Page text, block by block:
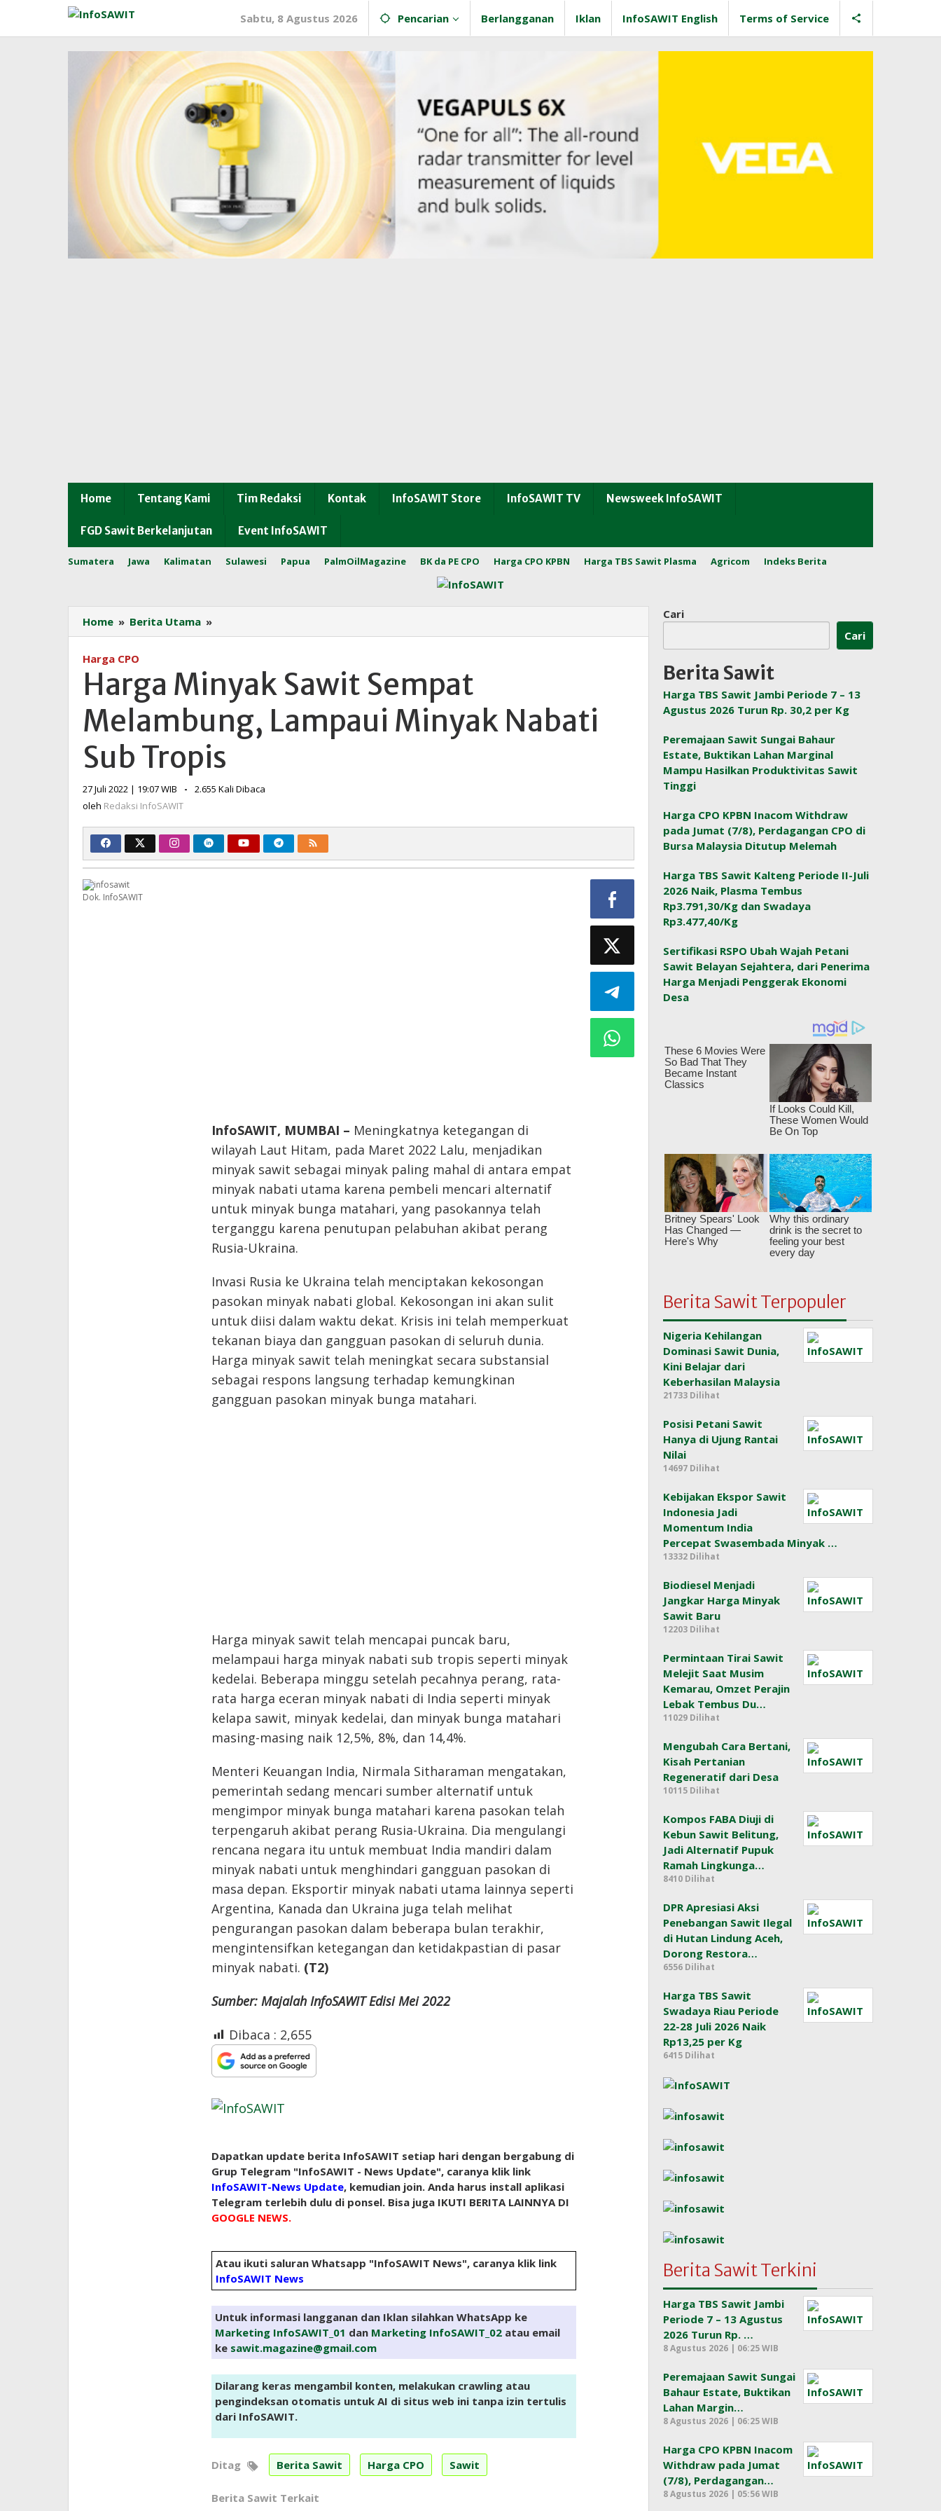
konten
Sabtu, 8 Agustus 2026 Pencarian Berlangganan Iklan InfoSAWIT English Terms of Service
Home Tentang Kami Tim Redaksi Kontak InfoSAWIT Store InfoSAWIT TV Newsweek InfoSAWIT
FGD Sawit Berkelanjutan Event InfoSAWIT
Sumatera Jawa Kalimatan Sulawesi Papua PalmOilMagazine BK da PE CPO Harga CPO KPBN Harga TBS Sawit Plasma Agricom Indeks Berita
Home » Berita Utama »
Minyak
Melambung,
Lampaui
Minyak
Nabati
Tropis
Harga CPO
Harga Minyak Sawit Sempat
Melambung, Lampaui Minyak Nabati
Sub Tropis
27 Juli 2022 | 19:07 WIB
oleh
Redaksi
-
2.655 Kali Dibaca
oleh Redaksi InfoSAWIT
Dok. InfoSAWIT
InfoSAWIT, MUMBAI – Meningkatnya ketegangan di
wilayah Laut Hitam, pada Maret 2022 Lalu, menjadikan
minyak sawit sebagai minyak paling mahal di antara empat
minyak nabati utama karena pembeli mencari alternatif
untuk minyak bunga matahari, yang pasokannya telah
terganggu karena penutupan pelabuhan akibat perang
Rusia-Ukraina.
Invasi Rusia ke Ukraina telah menciptakan kekosongan
pasokan minyak nabati global. Kekosongan ini akan sulit
untuk diisi dalam waktu dekat. Krisis ini telah memperkuat
tekanan biaya dan gangguan pasokan di seluruh dunia.
Harga minyak sawit telah meningkat secara substansial
sebagai respons langsung terhadap kemungkinan
gangguan pasokan minyak bunga matahari.
Harga minyak sawit telah mencapai puncak baru,
melampaui harga minyak nabati sub tropis seperti minyak
kedelai. Beberapa minggu setelah pecahnya perang, rata-
rata harga eceran minyak nabati di India seperti minyak
kelapa sawit, minyak kedelai, dan minyak bunga matahari
masing-masing naik 12,5%, 8%, dan 14,4%.
Menteri Keuangan India, Nirmala Sitharaman mengatakan,
pemerintah sedang mencari sumber alternatif untuk
mengimpor minyak bunga matahari karena pasokan telah
terpengaruh akibat perang Rusia-Ukraina. Dia mengulangi
rencana negara itu untuk membuat India mandiri dalam
minyak nabati untuk menghindari gangguan pasokan di
masa depan. Eksportir minyak nabati utama lainnya seperti
Argentina, Kanada dan Ukraina juga telah melihat
pengurangan pasokan dalam beberapa bulan terakhir,
mengintensifkan ketegangan dan ketidakpastian di pasar
minyak nabati. (T2)
Sumber: Majalah InfoSAWIT Edisi Mei 2022
Dibaca : 2,655
Dapatkan update berita InfoSAWIT setiap hari dengan bergabung di
Grup Telegram "InfoSAWIT - News Update", caranya klik link
InfoSAWIT-News Update, kemudian join. Anda harus install aplikasi
Telegram terlebih dulu di ponsel. Bisa juga IKUTI BERITA LAINNYA DI
GOOGLE NEWS.
Atau ikuti saluran Whatsapp "InfoSAWIT News", caranya klik link
InfoSAWIT News
Untuk informasi langganan dan Iklan silahkan WhatsApp ke
Marketing InfoSAWIT_01 dan Marketing InfoSAWIT_02atau email
ke sawit.magazine@gmail.com
Dilarang keras mengambil konten, melakukan crawling atau
pengindeksan otomatis untuk AI di situs web ini tanpa izin tertulis
dari InfoSAWIT.
Ditag Berita Sawit Harga CPO Sawit
Berita Sawit Terkait
Cari
Cari
Berita Sawit
Harga TBS Sawit Jambi Periode 7 – 13
Agustus 2026 Turun Rp. 30,2 per Kg
Peremajaan Sawit Sungai Bahaur
Estate, Buktikan Lahan Marginal
Mampu Hasilkan Produktivitas Sawit
Tinggi
Harga CPO KPBN Inacom Withdraw
pada Jumat (7/8), Perdagangan CPO di
Bursa Malaysia Ditutup Melemah
Harga TBS Sawit Kalteng Periode II-Juli
2026 Naik, Plasma Tembus
Rp3.791,30/Kg dan Swadaya
Rp3.477,40/Kg
Sertifikasi RSPO Ubah Wajah Petani
Sawit Belayan Sejahtera, dari Penerima
Harga Menjadi Penggerak Ekonomi
Desa
Berita Sawit Terpopuler
Nigeria Kehilangan
Dominasi Sawit Dunia,
Kini Belajar dari
Keberhasilan Malaysia
21733 Dilihat
Posisi Petani Sawit
Hanya di Ujung Rantai
Nilai
14697 Dilihat
Kebijakan Ekspor Sawit
Indonesia Jadi
Momentum India
Percepat Swasembada Minyak …
13332 Dilihat
Biodiesel Menjadi
Jangkar Harga Minyak
Sawit Baru
12203 Dilihat
Permintaan Tirai Sawit
Melejit Saat Musim
Kemarau, Omzet Perajin
Lebak Tembus Du…
11029 Dilihat
Mengubah Cara Bertani,
Kisah Pertanian
Regeneratif dari Desa
10115 Dilihat
Kompos FABA Diuji di
Kebun Sawit Belitung,
Jadi Alternatif Pupuk
Ramah Lingkunga…
8410 Dilihat
DPR Apresiasi Aksi
Penebangan Sawit Ilegal
di Hutan Lindung Aceh,
Dorong Restora…
6556 Dilihat
Harga TBS Sawit
Swadaya Riau Periode
22-28 Juli 2026 Naik
Rp13,25 per Kg
6415 Dilihat
Berita Sawit Terkini
Harga TBS Sawit Jambi
Periode 7 – 13 Agustus
2026 Turun Rp. …
8 Agustus 2026 | 06:25 WIB
Peremajaan Sawit Sungai
Bahaur Estate, Buktikan
Lahan Margin…
8 Agustus 2026 | 06:25 WIB
Harga CPO KPBN Inacom
Withdraw pada Jumat
(7/8), Perdagangan…
8 Agustus 2026 | 05:56 WIB